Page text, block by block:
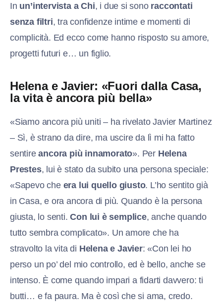
In un’intervista a Chi, i due si sono raccontati
senza filtri, tra confidenze intime e momenti di
complicità. Ed ecco come hanno risposto su amore,
progetti futuri e… un figlio.
Helena e Javier: «Fuori dalla Casa,
la vita è ancora più bella»
«Siamo ancora più uniti – ha rivelato Javier Martinez
– Sì, è strano da dire, ma uscire da lì mi ha fatto
sentireancora più innamorato». Per Helena
Prestes, lui è stato da subito una persona speciale:
«Sapevo che era lui quello giusto. L’ho sentito già
in Casa, e ora ancora di più. Quando è la persona
giusta, lo senti.Con lui è semplice, anche quando
tutto sembra complicato». Un amore che ha
stravolto la vita di Helena e Javier: «Con lei ho
perso un po’ del mio controllo, ed è bello, anche se
intenso. È come quando impari a fidarti davvero: ti
butti… e fa paura. Ma è così che si ama, credo.